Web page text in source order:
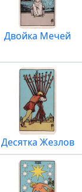
Двойка Мечей
Десятка Жезлов